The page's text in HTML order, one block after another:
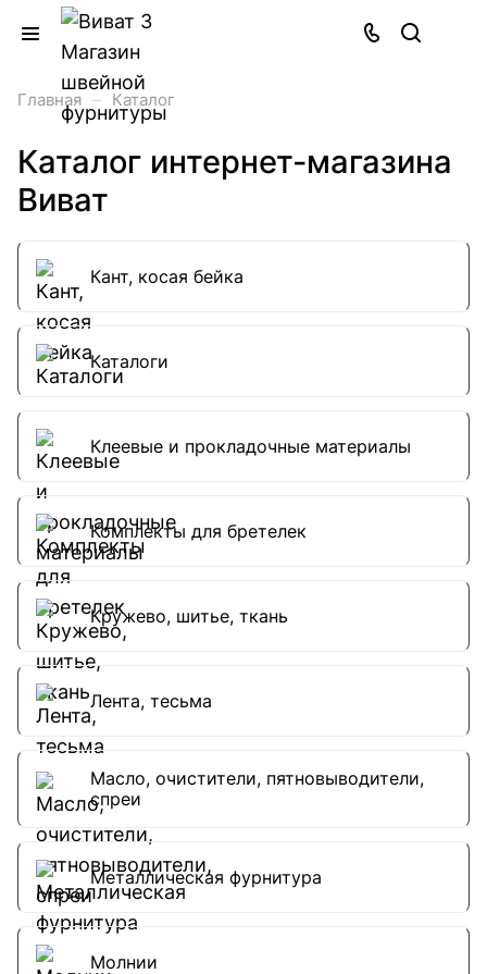
Главная – Каталог
Каталог интернет-магазина
Виват
Кант, косая бейка
Каталоги
Клеевые и прокладочные материалы
Комплекты для бретелек
Кружево, шитье, ткань
Лента, тесьма
Масло, очистители, пятновыводители,
спреи
Металлическая фурнитура
Молнии